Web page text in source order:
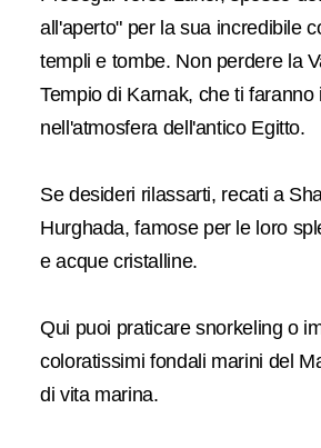
all'aperto" per la sua incredibile
templi e tombe. Non perdere la
Tempio di Karnak, che ti faranno
nell'atmosfera dell'antico Egitto.
Se desideri rilassarti, recati a
Hurghada, famose per le loro
e acque cristalline.
Qui puoi praticare snorkeling o
coloratissimi fondali marini del
di vita marina.